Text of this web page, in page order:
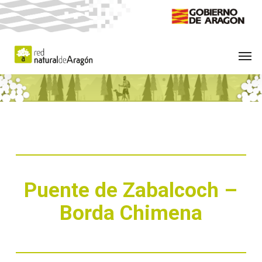
Skip
to
content
Puente de Zabalcoch –
Borda Chimena